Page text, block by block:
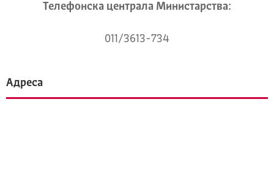
Телeфонска централа Mинистарства:
011/3613-734
Адреса